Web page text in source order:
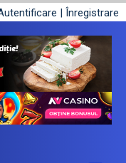
| Înregistrare